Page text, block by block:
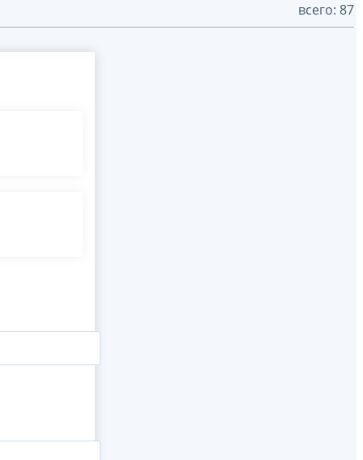
всего: 87